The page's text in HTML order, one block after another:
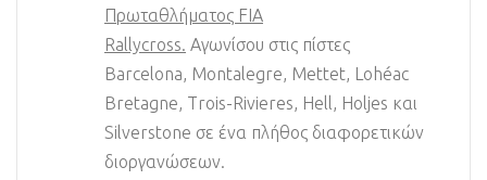
Πρωταθλήματος FIA
Rallycross. Αγωνίσου στις πίστες
Barcelona, Montalegre, Mettet, Lohéac
Bretagne, Trois-Rivieres, Hell, Holjes και
Silverstone σε ένα πλήθος διαφορετικών
διοργανώσεων.